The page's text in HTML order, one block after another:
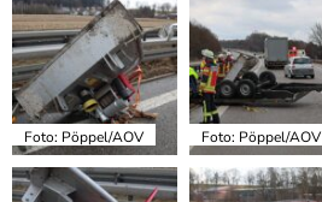
Foto: Pöppel/AOV Foto: Pöppel/AOV